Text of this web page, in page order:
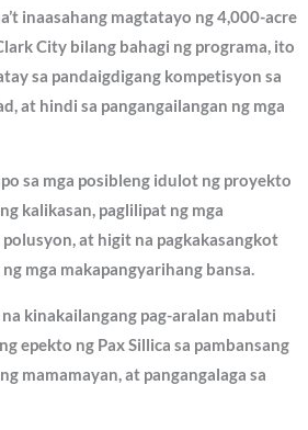
inaasahang magtatayo ng 4,000-acre
City bilang bahagi ng programa, ito
sa pandaigdigang kompetisyon sa
at hindi sa pangangailangan ng mga
sa mga posibleng idulot ng proyekto
kalikasan, paglilipat ng mga
at higit na pagkakasangkot
mga makapangyarihang bansa.
kinakailangang pag-aralan mabuti
epekto ng Pax Sillica sa pambansang
mamamayan, at pangangalaga sa